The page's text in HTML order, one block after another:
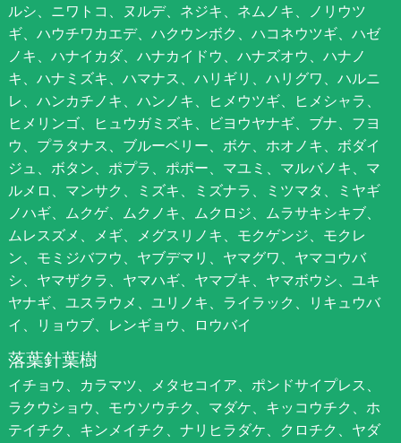
ルシ、ニワトコ、ヌルデ、ネジキ、ネムノキ、ノリウツ
ギ、ハウチワカエデ、ハクウンボク、ハコネウツギ、ハゼ
ノキ、ハナイカダ、ハナカイドウ、ハナズオウ、ハナノ
キ、ハナミズキ、ハマナス、ハリギリ、ハリグワ、ハルニ
レ、ハンカチノキ、ハンノキ、ヒメウツギ、ヒメシャラ、
ヒメリンゴ、ヒュウガミズキ、ビヨウヤナギ、ブナ、フヨ
ウ、プラタナス、ブルーベリー、ボケ、ホオノキ、ボダイ
ジュ、ボタン、ポプラ、ポポー、マユミ、マルバノキ、マ
ルメロ、マンサク、ミズキ、ミズナラ、ミツマタ、ミヤギ
ノハギ、ムクゲ、ムクノキ、ムクロジ、ムラサキシキブ、
ムレスズメ、メギ、メグスリノキ、モクゲンジ、モクレ
ン、モミジバフウ、ヤブデマリ、ヤマグワ、ヤマコウバ
シ、ヤマザクラ、ヤマハギ、ヤマブキ、ヤマボウシ、ユキ
ヤナギ、ユスラウメ、ユリノキ、ライラック、リキュウバ
イ、リョウブ、レンギョウ、ロウバイ
落葉針葉樹
イチョウ、カラマツ、メタセコイア、ポンドサイプレス、
ラクウショウ、モウソウチク、マダケ、キッコウチク、ホ
テイチク、キンメイチク、ナリヒラダケ、クロチク、ヤダ